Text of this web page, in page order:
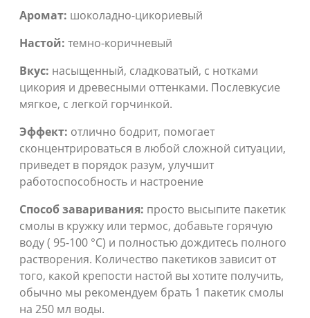
Аромат: шоколадно-цикориевый
Настой: темно-коричневый
Вкус: насыщенный, сладковатый, с нотками
цикория и древесными оттенками. Послевкусие
мягкое, с легкой горчинкой.
Эффект: отлично бодрит, помогает
сконцентрироваться в любой сложной ситуации,
приведет в порядок разум, улучшит
работоспособность и настроение
Способ заваривания: просто высыпите пакетик
смолы в кружку или термос, добавьте горячую
воду ( 95-100 °С) и полностью дождитесь полного
растворения. Количество пакетиков зависит от
того, какой крепости настой вы хотите получить,
обычно мы рекомендуем брать 1 пакетик смолы
на 250 мл воды.